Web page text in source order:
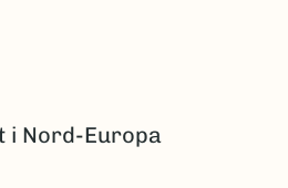
i Nord-Europa